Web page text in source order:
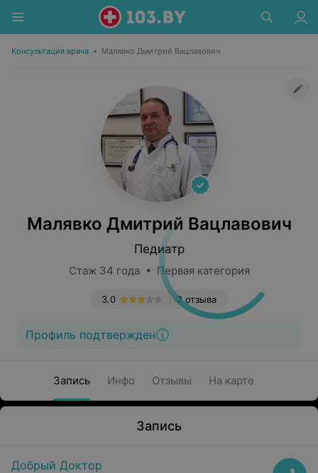
Консультация врача • Малявко Дмитрий Вацлавович
Малявко Дмитрий Вацлавович
Педиатр
Стаж 34 года • Первая категория
2 отзыва
3.0
Профиль подтвержден
Запись Инфо Отзывы На карте
Запись
Добрый Доктор